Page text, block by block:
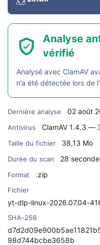
Analyse
vérifié
Analysé avec ClamAV
n’a été détectée lors de
Dernière analyse 02 août
Antivirus ClamAV 1.4.3 —
Taille du fichier 38,13 Mo
Durée du scan 28
Format .zip
Fichier
yt-dlp-linux-2026.07.04-
SHA-256
98d744bcbe3658b